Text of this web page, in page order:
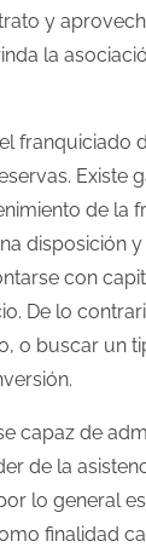
y
la
franquiciado
Existe
de la
disposición
con
De lo
o buscar un
capaz de
de la
lo general
finalidad